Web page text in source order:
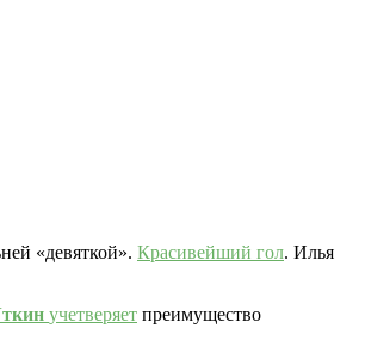
«девяткой». Красивейший гол. Илья
учетверяет преимущество